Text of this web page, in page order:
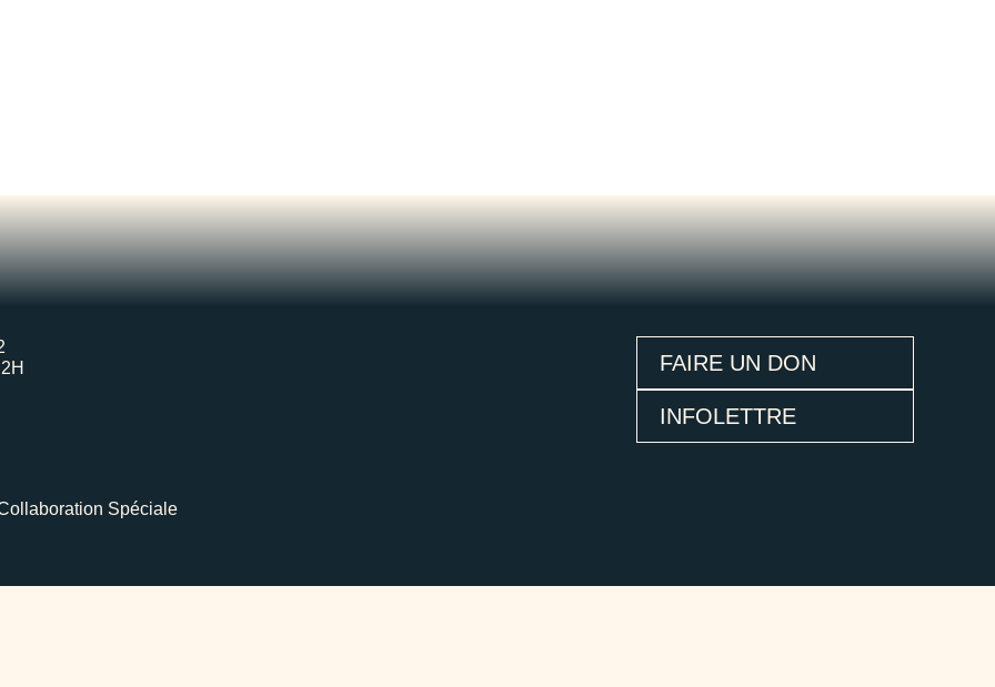
Spéciale
FAIRE UN DON
INFOLETTRE